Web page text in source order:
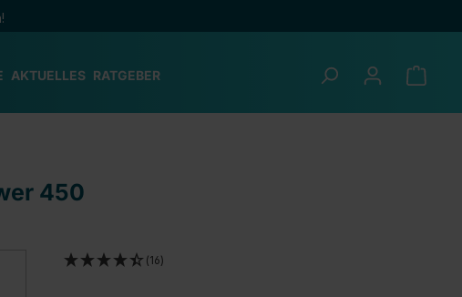
AKTUELLES RATGEBER
450
(16)